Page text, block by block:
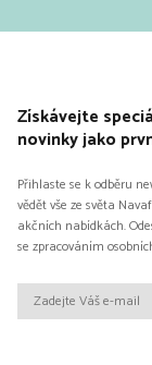
Získávejte
novinky jako
Přihlaste se k odběru
vědět vše ze světa
akčních nabídkách.
se zpracováním